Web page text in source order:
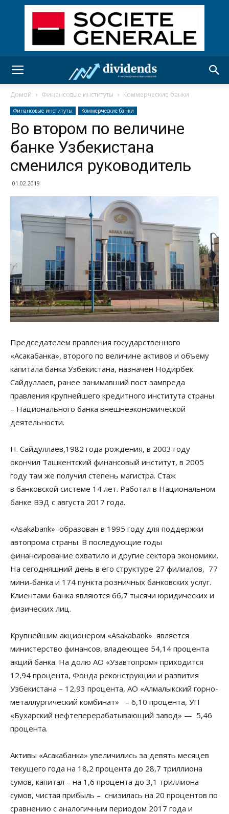
Домой Финансовые институты Коммерческие банки
Финансовые институты Коммерческие банки
Во втором по величине
банке Узбекистана
сменился руководитель
01.02.2019
Председателем правления государственного
«Асакабанка», второго по величине активов и объему
капитала банка Узбекистана, назначен Нодирбек
Сайдуллаев, ранее занимавший пост зампреда
правления крупнейшего кредитного института страны
– Национального банка внешнеэкономической
деятельности.
Н. Сайдуллаев,1982 года рождения, в 2003 году
окончил Ташкентский финансовый институт, в 2005
году там же получил степень магистра. Стаж
в банковской системе 14 лет. Работал в Национальном
банке ВЭД с августа 2017 года.
«Asakabank» образован в 1995 году для поддержки
автопрома страны. В последующие годы
финансирование охватило и другие сектора экономики.
На сегодняшний день в его структуре 27 филиалов, 77
мини-банка и 174 пункта розничных банковских услуг.
Клиентами банка являются 66,7 тысячи юридических и
физических лиц.
Крупнейшим акционером «Asakabank» является
министерство финансов, владеющее 54,14 процента
акций банка. На долю АО «Узавтопром» приходится
12,94 процента, Фонда реконструкции и развития
Узбекистана – 12,93 процента, АО «Алмалыкский горно-
металлургический комбинат» – 6,10 процента, УП
«Бухарский нефтеперерабатывающий завод» — 5,46
процента.
Активы «Асакабанка» увеличились за девять месяцев
текущего года на 18,2 процента до 28,7 триллиона
сумов, капитал – на 1,6 процента до 3,1 триллиона
сумов, чистая прибыль – снизилась на 20 процентов по
сравнению с аналогичным периодом 2017 года и